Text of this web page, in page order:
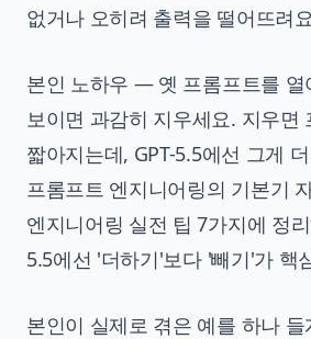
없거나 오히려 출력을 떨어뜨려
본인 노하우 — 옛 프롬프트를 열
보이면 과감히 지우세요. 지우면
짧아지는데, GPT-5.5에선 그게
프롬프트 엔지니어링의 기본기
엔지니어링 실전 팁 7가지에 정
5.5에선 '더하기'보다 '빼기'가 핵
본인이 실제로 겪은 예를 하나